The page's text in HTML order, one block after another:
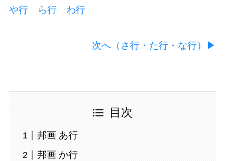
や行
ら行 わ行
次へ（さ行・た行・な行）▶
目次
邦画 あ行
邦画 か行